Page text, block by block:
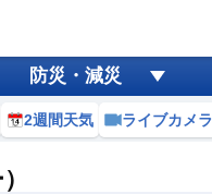
防災・減災
2週間天気 ライブカメラ